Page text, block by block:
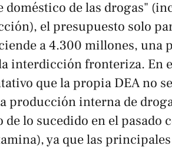
doméstico de las drogas"
el presupuesto solo
a 4.300 millones, una
interdicción fronteriza. En
que la propia DEA no
producción interna de
lo sucedido en el pasado
ya que las